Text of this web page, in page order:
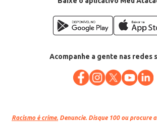
Acompanhe a gente nas redes
Racismo é crime. Denuncie. Disque 100 ou procure